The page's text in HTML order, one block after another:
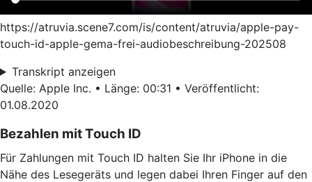
https://atruvia.scene7.com/is/content/atruvia/apple-pay-
touch-id-apple-gema-frei-audiobeschreibung-202508
Transkript anzeigen
Quelle: Apple Inc. • Länge: 00:31 • Veröffentlicht:
01.08.2020
Bezahlen mit Touch ID
Für Zahlungen mit Touch ID halten Sie Ihr iPhone in die
Nähe des Lesegeräts und legen dabei Ihren Finger auf den